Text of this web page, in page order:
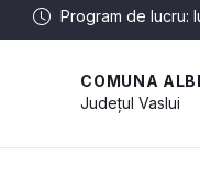
Program de lucru:
COMUNA
JudețulVaslui